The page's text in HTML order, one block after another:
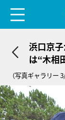
浜口京
は“木相
（写真ギャラリー 3/